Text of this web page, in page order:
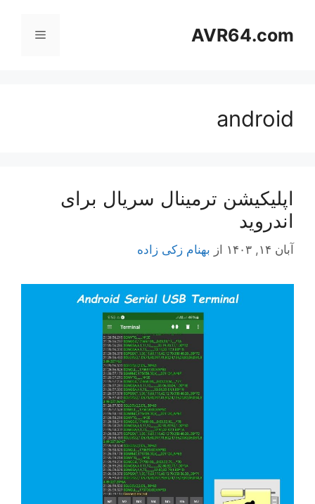
محتواAVR64.com فهرست
android
اپلیکیشن ترمینال سریال برای
اندروید
آبان ۱۴, ۱۴۰۳ از بهنام زکی زاده